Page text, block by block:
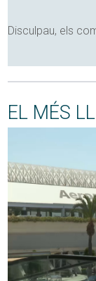
Disculpau, els
EL MÉS